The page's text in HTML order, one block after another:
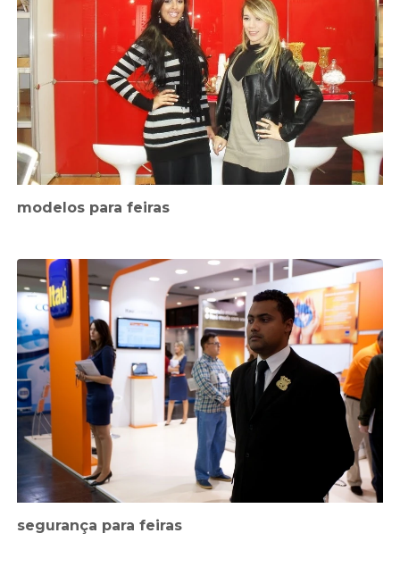
modelos para feiras
segurança para feiras